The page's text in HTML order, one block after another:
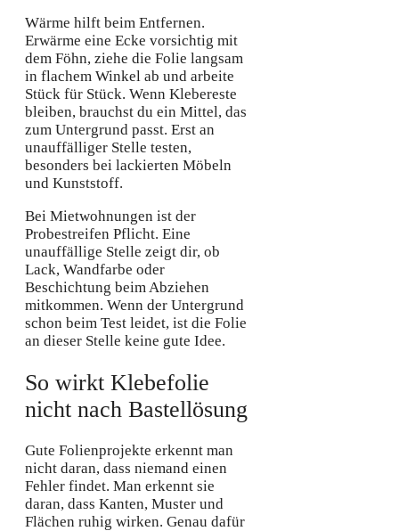
Wärme hilft beim Entfernen.
Erwärme eine Ecke vorsichtig mit
dem Föhn, ziehe die Folie langsam
in flachem Winkel ab und arbeite
Stück für Stück. Wenn Klebereste
bleiben, brauchst du ein Mittel, das
zum Untergrund passt. Erst an
unauffälliger Stelle testen,
besonders bei lackierten Möbeln
und Kunststoff.
Bei Mietwohnungen ist der
Probestreifen Pflicht. Eine
unauffällige Stelle zeigt dir, ob
Lack, Wandfarbe oder
Beschichtung beim Abziehen
mitkommen. Wenn der Untergrund
schon beim Test leidet, ist die Folie
an dieser Stelle keine gute Idee.
So wirkt Klebefolie
nicht nach Bastellösung
Gute Folienprojekte erkennt man
nicht daran, dass niemand einen
Fehler findet. Man erkennt sie
daran, dass Kanten, Muster und
Flächen ruhig wirken. Genau dafür